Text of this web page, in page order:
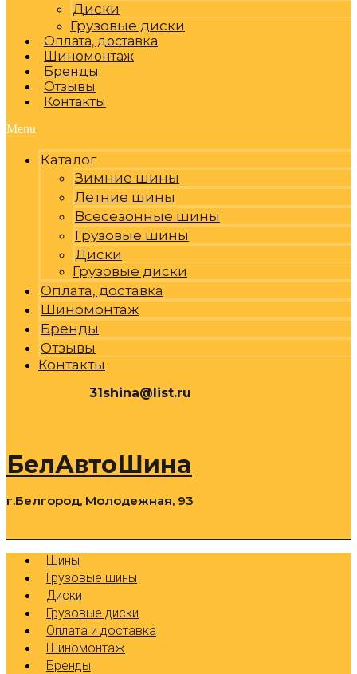
Диски
Грузовые диски
Оплата, доставка
Шиномонтаж
Бренды
Отзывы
Контакты
Menu
Каталог
Зимние шины
Летние шины
Всесезонные шины
Грузовые шины
Диски
Грузовые диски
Оплата, доставка
Шиномонтаж
Бренды
Отзывы
Контакты
31shina@list.ru
БелАвтоШина
г.Белгород, Молодежная, 93
Шины
Грузовые шины
Диски
Грузовые диски
Оплата и доставка
Шиномонтаж
Бренды